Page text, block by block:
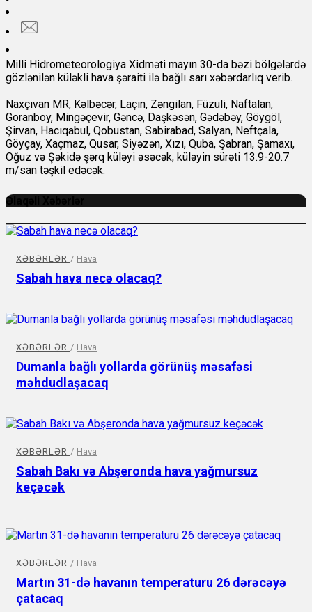
Milli Hidrometeorologiya Xidməti mayın 30-da bəzi bölgələrdə
gözlənilən küləkli hava şəraiti ilə bağlı sarı xəbərdarlıq verib.
Naxçıvan MR, Kəlbəcər, Laçın, Zəngilan, Füzuli, Naftalan,
Goranboy, Mingəçevir, Gəncə, Daşkəsən, Gədəbəy, Göygöl,
Şirvan, Hacıqabul, Qobustan, Sabirabad, Salyan, Neftçala,
Göyçay, Xaçmaz, Qusar, Siyəzən, Xızı, Quba, Şabran, Şamaxı,
Oğuz və Şəkidə şərq küləyi əsəcək, küləyin sürəti 13.9-20.7
m/san təşkil edəcək.
Əlaqəli Xəbərlər
XƏBƏRLƏR / Hava
Sabah hava necə olacaq?
XƏBƏRLƏR / Hava
Dumanla bağlı yollarda görünüş məsafəsi
məhdudlaşacaq
XƏBƏRLƏR / Hava
Sabah Bakı və Abşeronda hava yağmursuz
keçəcək
XƏBƏRLƏR / Hava
Martın 31-də havanın temperaturu 26 dərəcəyə
çatacaq